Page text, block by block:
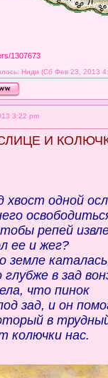
1307673
Ниди (Сб Фев 23, 2013
3:22 pm
И
хвост одной
репей
ее и жег?
земле
в зад
что пинок
зад, и он
в
колючки нас.